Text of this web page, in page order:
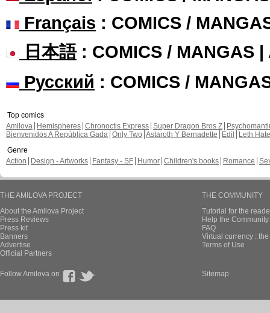
Français : COMICS /
日本語: COMICS / MANGAS |
Русский : COMICS /
Top comics
Amilova
Hemispheres Chronoctis Express Super Dragon Bros Z
Bienvenidos A República Gada Only Two Astaroth Y Bernadette Edil
Leth Hate
Genre
Action
Design - Artworks Fantasy - SF Humor Children's books Romance
THE AMILOVA PROJECT
About the Amilova Project
Press Reviews
Press kit
Banners
Advertise
Official Partners
THE COMMUNITY
Tutorial for the
Help the
FAQ
Virtual currency :
Terms of Use
Follow Amilova on Sitemap